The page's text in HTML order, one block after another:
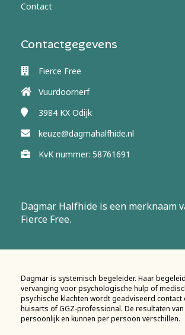
Contact
Contactgegevens
Fierce Free
Vuurdoornerf
3984 KX Odijk
keuze@dagmahalfhide.nl
KvK nummer: 58761691
Dagmar Halfhide is een merknaam
Fierce Free.
Dagmar is systemisch begeleider. Haar
vervanging voor psychologische hulp of
psychische klachten wordt geadviseerd contact
huisarts of GGZ-professional. De resultaten
persoonlijk en kunnen per persoon verschillen.